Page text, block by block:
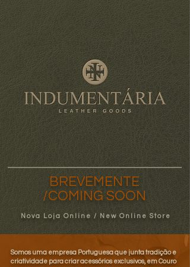
BREVEMENTE
/COMING SOON
N o v a L o j a O n l i n e / N e w O n l i n e S t o r e
​Somos uma empresa Portuguesa que junta tradição e
criatividade para criar acessórios exclusivos, em Couro